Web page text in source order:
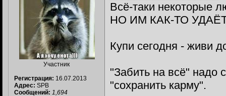
Участник
Регистрация: 16.07.2013
Адрес: SPB
Сообщений: 1,694
Всё-таки некоторые
НО ИМ КАК-ТО
Купи сегодня - живи
"Забить на всё" надо
"сохранить карму".